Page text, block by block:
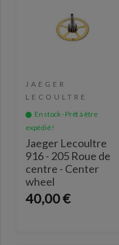
JAEGER
LECOULTRE
En stock - Prêt à être
expédié !
Jaeger Lecoultre
916 - 205 Roue de
centre - Center
wheel
40,00 €